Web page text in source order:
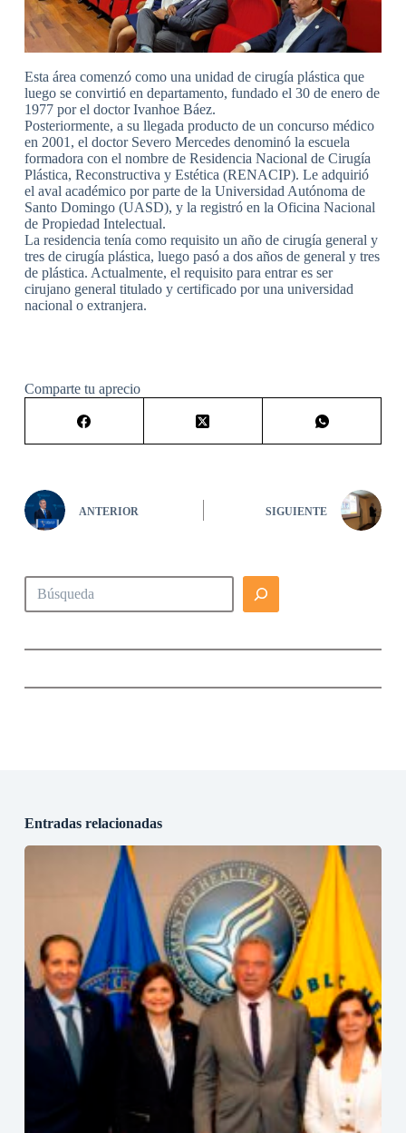
Esta área comenzó como una unidad de cirugía plástica que
luego se convirtió en departamento, fundado el 30 de enero de
1977 por el doctor Ivanhoe Báez.
Posteriormente, a su llegada producto de un concurso médico
en 2001, el doctor Severo Mercedes denominó la escuela
formadora con el nombre de Residencia Nacional de Cirugía
Plástica, Reconstructiva y Estética (RENACIP). Le adquirió
el aval académico por parte de la Universidad Autónoma de
Santo Domingo (UASD), y la registró en la Oficina Nacional
de Propiedad Intelectual.
La residencia tenía como requisito un año de cirugía general y
tres de cirugía plástica, luego pasó a dos años de general y tres
de plástica. Actualmente, el requisito para entrar es ser
cirujano general titulado y certificado por una universidad
nacional o extranjera.
Comparte tu aprecio
ANTERIOR SIGUIENTE
Buscar
Entradas relacionadas